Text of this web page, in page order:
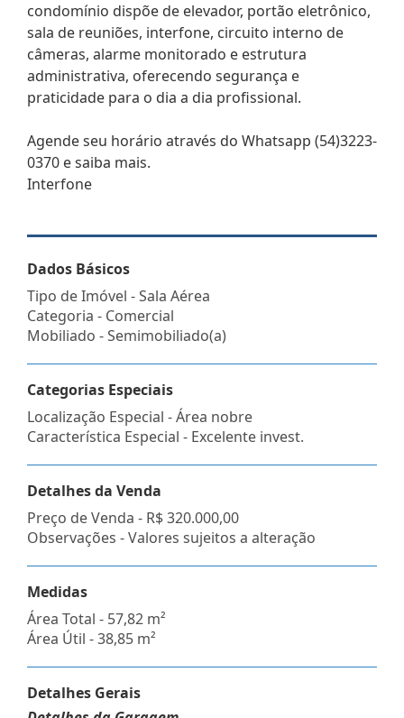
condomínio dispõe de elevador, portão eletrônico,
sala de reuniões, interfone, circuito interno de
câmeras, alarme monitorado e estrutura
administrativa, oferecendo segurança e
praticidade para o dia a dia profissional.
Agende seu horário através do Whatsapp (54)3223-
0370 e saiba mais.
Interfone
Dados Básicos
Tipo de Imóvel - Sala Aérea
Categoria - Comercial
Mobiliado - Semimobiliado(a)
Categorias Especiais
Localização Especial - Área nobre
Característica Especial - Excelente invest.
Detalhes da Venda
Preço de Venda - R$ 320.000,00
Observações - Valores sujeitos a alteração
Medidas
Área Total - 57,82 m²
Área Útil - 38,85 m²
Detalhes Gerais